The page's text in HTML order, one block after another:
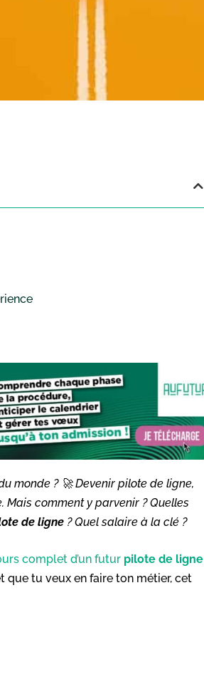
monde ? 🚀 Devenir pilote de ligne,
Mais comment y parvenir ? Quelles
de ligne ? Quel salaire à la clé ?
complet d’un futur pilote de ligne
que tu veux en faire ton métier, cet